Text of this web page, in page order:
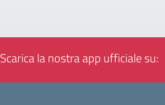
Scarica la nostra app ufficiale su: